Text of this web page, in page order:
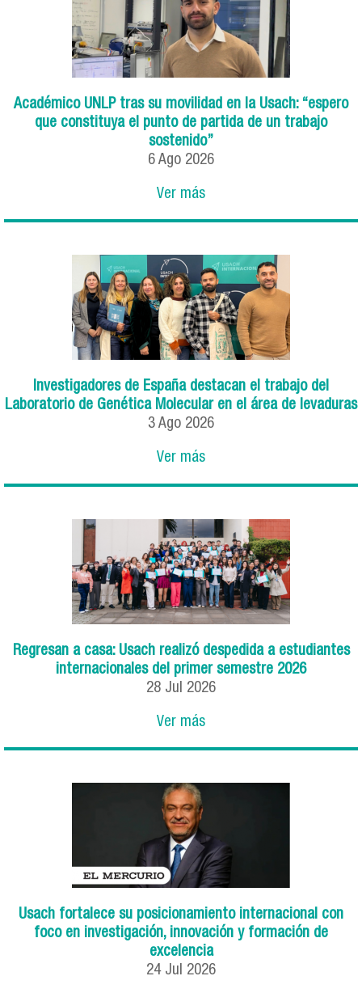
Académico UNLP tras su movilidad en la Usach: “espero
que constituya el punto de partida de un trabajo
sostenido”
6 Ago 2026
Ver más
Investigadores de España destacan el trabajo del
Laboratorio de Genética Molecular en el área de levaduras
3 Ago 2026
Ver más
Regresan a casa: Usach realizó despedida a estudiantes
internacionales del primer semestre 2026
28 Jul 2026
Ver más
Usach fortalece su posicionamiento internacional con
foco en investigación, innovación y formación de
excelencia
24 Jul 2026